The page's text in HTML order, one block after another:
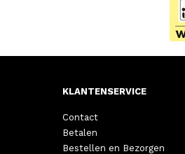
KLANTENSERVICE
Contact
Betalen
Bestellen en Bezorgen